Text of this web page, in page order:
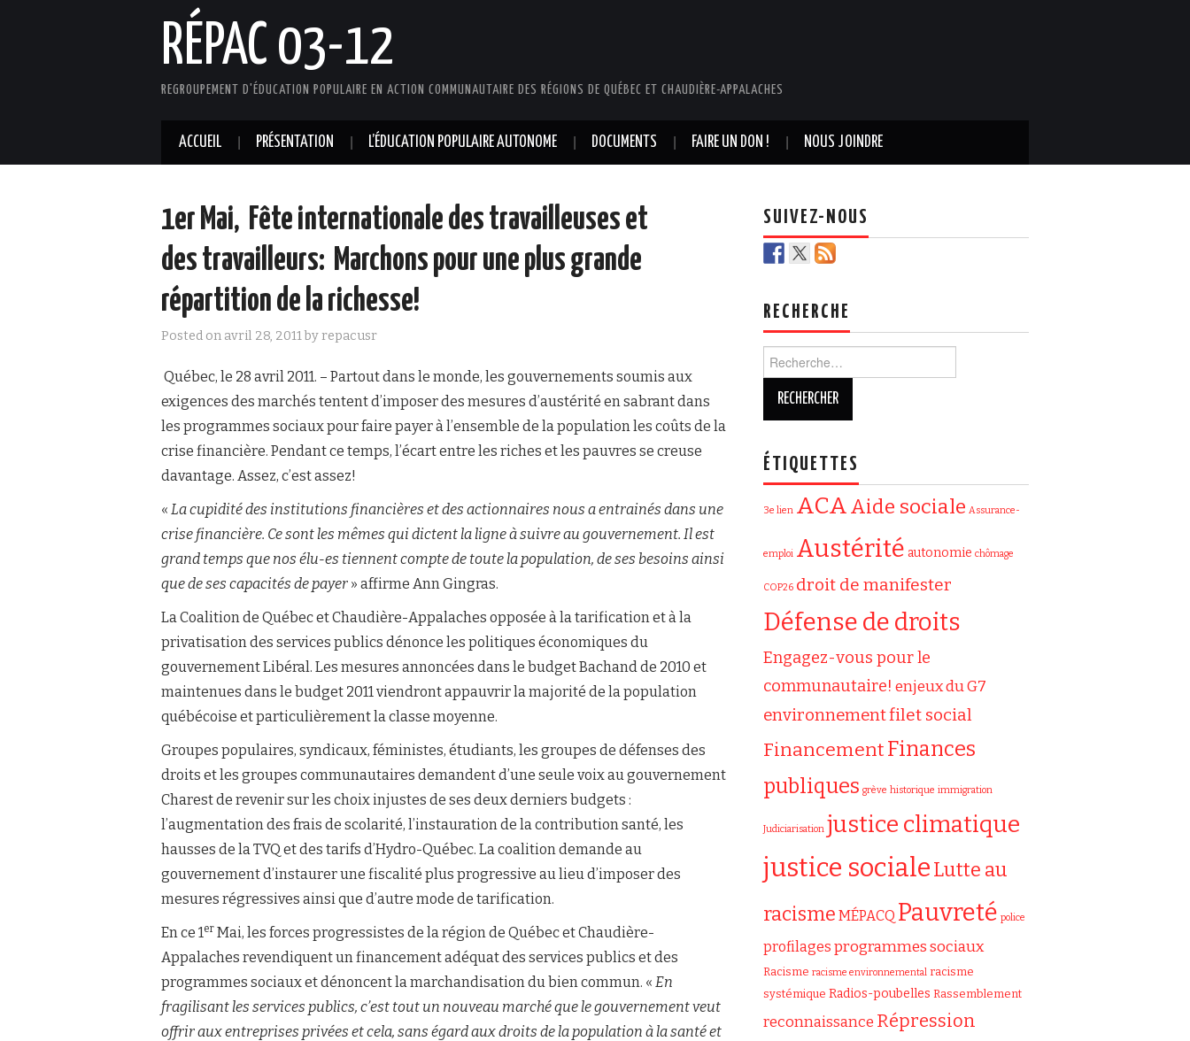
RÉPAC 03-12
REGROUPEMENT D'ÉDUCATION POPULAIRE EN ACTION COMMUNAUTAIRE DES RÉGIONS DE QUÉBEC ET CHAUDIÈRE-APPALACHES
ACCUEIL PRÉSENTATION L’ÉDUCATION POPULAIRE AUTONOME DOCUMENTS FAIRE UN DON ! NOUS JOINDRE
1er Mai, Fête internationale des travailleuses et
des travailleurs: Marchons pour une plus grande
répartition de la richesse!
Posted on avril 28, 2011byrepacusr
Québec, le 28 avril 2011. – Partout dans le monde, les gouvernements soumis aux
exigences des marchés tentent d’imposer des mesures d’austérité en sabrant dans
les programmes sociaux pour faire payer à l’ensemble de la population les coûts de la
crise financière. Pendant ce temps, l’écart entre les riches et les pauvres se creuse
davantage. Assez, c’est assez!
« La cupidité des institutions financières et des actionnaires nous a entrainés dans une
crise financière. Ce sont les mêmes qui dictent la ligne à suivre au gouvernement. Il est
grand temps que nos élu-es tiennent compte de toute la population, de ses besoins ainsi
que de ses capacités de payer » affirme Ann Gingras.
La Coalition de Québec et Chaudière-Appalaches opposée à la tarification et à la
privatisation des services publics dénonce les politiques économiques du
gouvernement Libéral. Les mesures annoncées dans le budget Bachand de 2010 et
maintenues dans le budget 2011 viendront appauvrir la majorité de la population
québécoise et particulièrement la classe moyenne.
Groupes populaires, syndicaux, féministes, étudiants, les groupes de défenses des
droits et les groupes communautaires demandent d’une seule voix au gouvernement
Charest de revenir sur les choix injustes de ses deux derniers budgets :
l’augmentation des frais de scolarité, l’instauration de la contribution santé, les
hausses de la TVQ et des tarifs d’Hydro-Québec. La coalition demande au
gouvernement d’instaurer une fiscalité plus progressive au lieu d’imposer des
mesures régressives ainsi que d’autre mode de tarification.
En ce 1er Mai, les forces progressistes de la région de Québec et Chaudière-
Appalaches revendiquent un financement adéquat des services publics et des
programmes sociaux et dénoncent la marchandisation du bien commun. « En
fragilisant les services publics, c’est tout un nouveau marché que le gouvernement veut
offrir aux entreprises privées et cela, sans égard aux droits de la population à la santé et
SUIVEZ-NOUS
RECHERCHE
ÉTIQUETTES
3e lien ACAAide sociale Assurance-
emploi Austérité autonomie chômage
COP26 droit de manifester
Défense de droits
Engagez-vous pour le
communautaire! enjeux du G7
environnementfilet social
FinancementFinances
publiques grève historique immigration
Judiciarisation justice climatique
justice socialeLutte au
racisme MÉPACQ Pauvreté police
profilages programmes sociaux
Racisme racisme environnemental racisme
systémique Radios-poubelles Rassemblement
reconnaissance Répression